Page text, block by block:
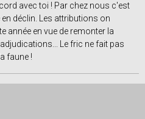
avec toi ! Par chez nous c'est
déclin. Les attributions on
année en vue de remonter la
Le fric ne fait pas
faune !